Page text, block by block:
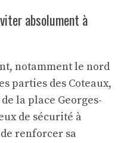
absolument à
notamment le nord
parties des Coteaux,
la place Georges-
de sécurité à
renforcer sa